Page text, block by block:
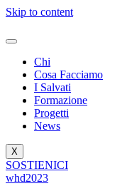
Skip to content
Chi
Cosa Facciamo
I Salvati
Formazione
Progetti
News
X
SOSTIENICI
whd2023